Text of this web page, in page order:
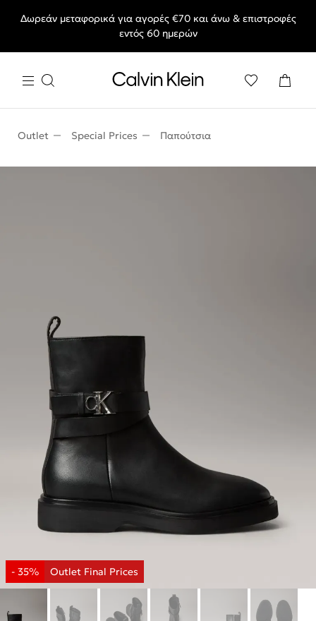
End of Season Sale: Αγαπημένα styles, στις τιμές που θες.
Δωρεάν μεταφορικά για αγορές €70 και άνω & επιστροφές
εντός 60 ημερών
Outlet Special Prices Παπούτσια